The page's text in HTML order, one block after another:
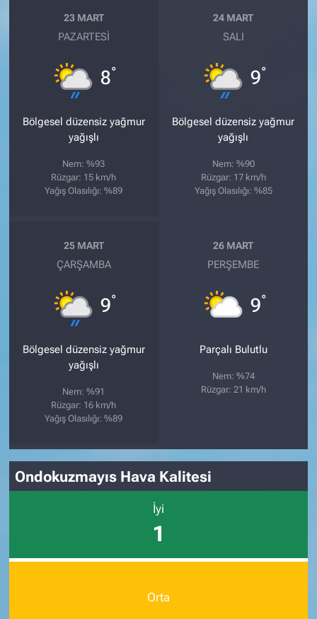
23 MART
PAZARTESI
8°
Bölgesel düzensiz yağmur
yağışlı
Nem: %93
Rüzgar: 15 km/h
Yağış Olasılığı: %89
24 MART
SALI
9°
Bölgesel düzensiz yağmur
yağışlı
Nem: %90
Rüzgar: 17 km/h
Yağış Olasılığı: %85
25 MART
ÇARŞAMBA
9°
Bölgesel düzensiz yağmur
yağışlı
Nem: %91
Rüzgar: 16 km/h
Yağış Olasılığı: %89
26 MART
PERŞEMBE
9°
Parçalı Bulutlu
Nem: %74
Rüzgar: 21 km/h
Ondokuzmayıs Hava Kalitesi
İyi
1
Orta